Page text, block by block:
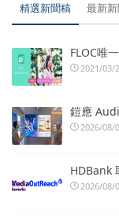
精選新聞稿 最新
FLOC唯
2021/03/
鎧應
2026/08/
HDBank
2026/08/